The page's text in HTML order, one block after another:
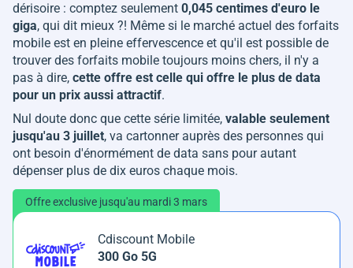
dérisoire : comptez seulement 0,045 centimes d'euro le
giga, qui dit mieux ?! Même si le marché actuel des forfaits
mobile est en pleine effervescence et qu'il est possible de
trouver des forfaits mobile toujours moins chers, il n'y a
pas à dire, cette offre est celle qui offre le plus de data
pour un prix aussi attractif.
Nul doute donc que cette série limitée, valable seulement
jusqu'au 3 juillet, va cartonner auprès des personnes qui
ont besoin d'énormément de data sans pour autant
dépenser plus de dix euros chaque mois.
Offre exclusive jusqu'au mardi 3 mars
Cdiscount Mobile
300 Go 5G